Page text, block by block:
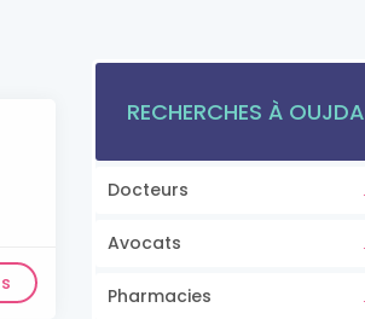
RECHERCHES À OUJDA
Docteurs
Avocats
Pharmacies